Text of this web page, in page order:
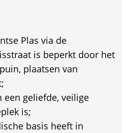
Plas via de
is beperkt door het
plaatsen van
een geliefde, veilige
is;
basis heeft in